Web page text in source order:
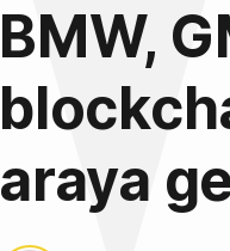
BMW,
araya